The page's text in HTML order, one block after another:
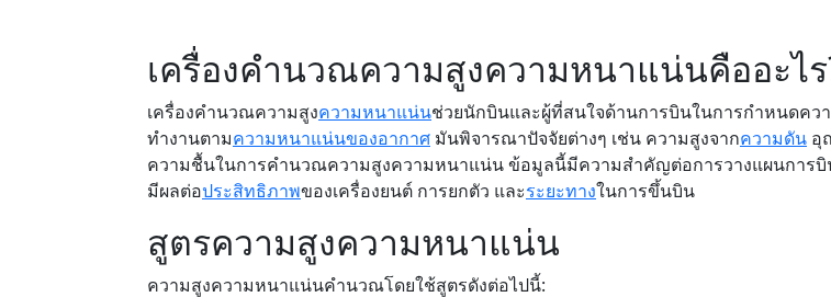
เครื่องคำนวณความสูงความหนาแน่นคืออะไร
เครื่องคำนวณความสูงความหนาแน่นช่วยนักบินและผู้ที่สนใจด้านการบินในการกำหนดคว
ทำงานตามความหนาแน่นของอากาศ มันพิจารณาปัจจัยต่างๆ เช่น ความสูงจากความดัน อุ
ความชื้นในการคำนวณความสูงความหนาแน่น ข้อมูลนี้มีความสำคัญต่อการวางแผนการบิ
มีผลต่อประสิทธิภาพของเครื่องยนต์ การยกตัว และระยะทางในการขึ้นบิน
สูตรความสูงความหนาแน่น
ความสูงความหนาแน่นคำนวณโดยใช้สูตรดังต่อไปนี้: